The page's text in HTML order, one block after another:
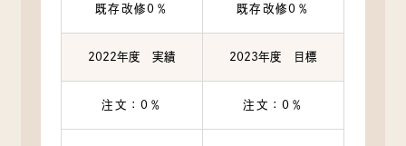
既存改修0％ 既存改修0％
2022年度 実績 2023年度 目標
注文：0％ 注文：0％